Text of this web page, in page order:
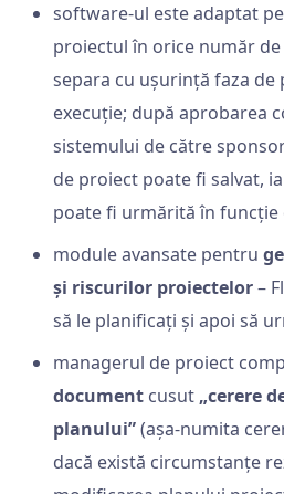
software-ul este adaptat
proiectul în orice număr
separa cu ușurință faza de
execuție; după aprobarea
sistemului de către
de proiect poate fi salvat,
poate fi urmărită în funcție
module avansate pentru
și riscurilor proiectelor–
să le planificați și apoi să
managerul de proiect
document cusut „cerere
planului”(așa-numita
dacă există circumstanțe